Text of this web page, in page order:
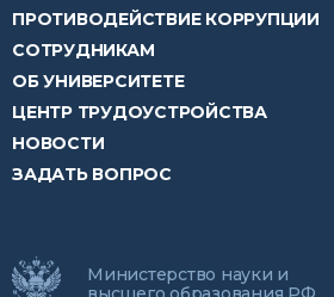
ПРОТИВОДЕЙСТВИЕ КОРРУПЦИИ
СОТРУДНИКАМ
ОБ УНИВЕРСИТЕТЕ
ЦЕНТР ТРУДОУСТРОЙСТВА
НОВОСТИ
ЗАДАТЬ ВОПРОС
Министерство науки и